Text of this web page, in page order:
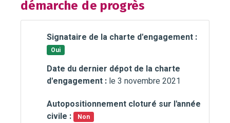
démarche de progrès
Signataire de la charte d'engagement :
Oui
Date du dernier dépot de la charte
d'engagement : le 3 novembre 2021
Autopositionnement cloturé sur l'année
civile :
Non